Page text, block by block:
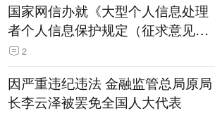
国家网信办就《大型个人信息处理
者个人信息保护规定（征求意见
稿）》公开征求意见
2
因严重违纪违法 金融监管总局原局
长李云泽被罢免全国人大代表